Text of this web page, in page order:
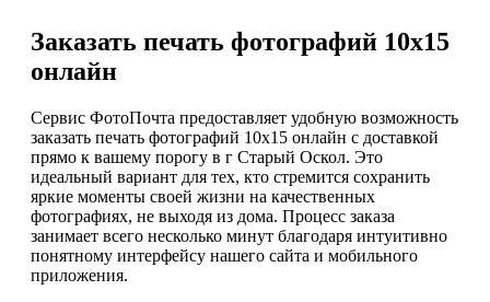
Заказать печать фотографий 10х15
онлайн
Сервис ФотоПочта предоставляет удобную возможность
заказать печать фотографий 10х15 онлайн с доставкой
прямо к вашему порогу в г Старый Оскол. Это
идеальный вариант для тех, кто стремится сохранить
яркие моменты своей жизни на качественных
фотографиях, не выходя из дома. Процесс заказа
занимает всего несколько минут благодаря интуитивно
понятному интерфейсу нашего сайта и мобильного
приложения.